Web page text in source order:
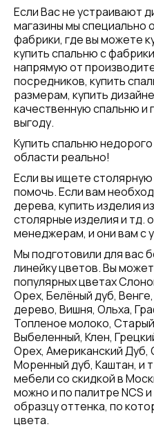
Если Вас не устраивают
магазины мы специально
фабрики, где вы можете
купить спальню с
напрямую от
посредников, купить
размерам, купить
качественную спальню и
выгоду.
Купить спальню
области реально!
Если вы ищете
помочь. Если вам
дерева, купить изделия
столярные изделия и тд.
менеджерам, и они вам с
Мы подготовили для вас
линейку цветов. Вы
популярных цветах
Орех, Белёный дуб,
дерево, Вишня, Ольха,
Топленое молоко,
Выбеленный, Клен,
Орех, Американский Дуб,
Моренный дуб, Каштан, и
мебели со скидкой в
можно и по палитре NCS
образцу оттенка, по
цвета.